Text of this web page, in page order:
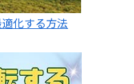
化する方法